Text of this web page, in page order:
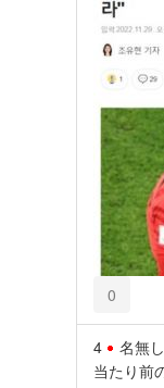
0
4 名無し
当たり前